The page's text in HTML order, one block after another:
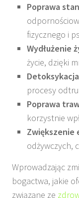
Poprawa
fizycznego i
Wydłużenie
życie, dzięki
procesy
Poprawa
korzystnie
Zwiększenie
odżywczych,
Wprowadzając
bogactwa, jakie
związane ze